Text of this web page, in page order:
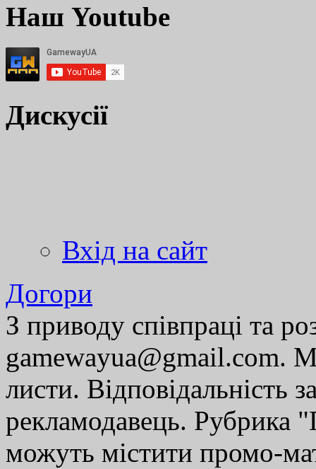
Наш Youtube
Дискусії
Вхід на сайт
Догори
З приводу співпраці та
gamewayua@gmail.com.
листи. Відповідальність
рекламодавець. Рубрика
можуть містити промо-